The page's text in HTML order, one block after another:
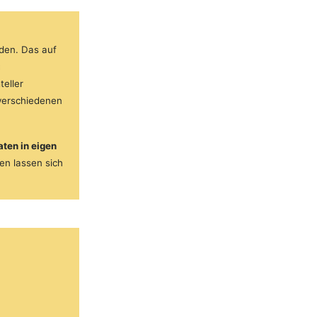
Das auf
in eigen
lassen sich